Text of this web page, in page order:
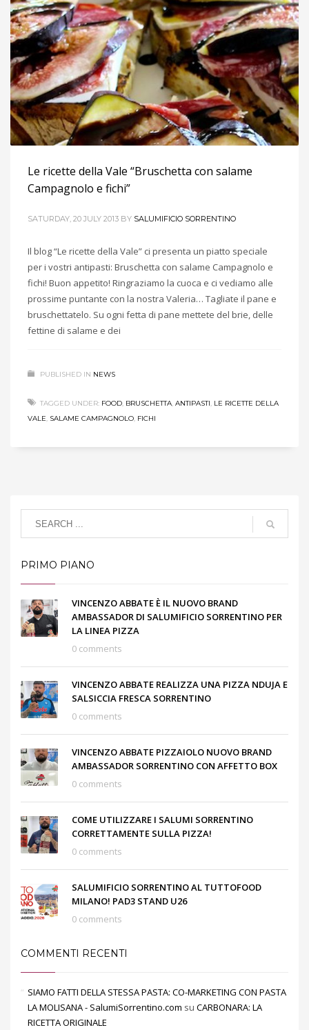
Le ricette della Vale “Bruschetta con salame
Campagnolo e fichi”
SATURDAY, 20 JULY 2013 BY SALUMIFICIO SORRENTINO
Il blog “Le ricette della Vale” ci presenta un piatto speciale
per i vostri antipasti: Bruschetta con salame Campagnolo e
fichi! Buon appetito! Ringraziamo la cuoca e ci vediamo alle
prossime puntante con la nostra Valeria… Tagliate il pane e
bruschettatelo. Su ogni fetta di pane mettete del brie, delle
fettine di salame e dei
PUBLISHED IN NEWS
TAGGED UNDER: FOOD, BRUSCHETTA, ANTIPASTI, LE RICETTE DELLA
VALE, SALAME CAMPAGNOLO, FICHI
PRIMO PIANO
VINCENZO ABBATE È IL NUOVO BRAND
AMBASSADOR DI SALUMIFICIO SORRENTINO PER
LA LINEA PIZZA
0 comments
VINCENZO ABBATE REALIZZA UNA PIZZA NDUJA E
SALSICCIA FRESCA SORRENTINO
0 comments
VINCENZO ABBATE PIZZAIOLO NUOVO BRAND
AMBASSADOR SORRENTINO CON AFFETTO BOX
0 comments
COME UTILIZZARE I SALUMI SORRENTINO
CORRETTAMENTE SULLA PIZZA!
0 comments
SALUMIFICIO SORRENTINO AL TUTTOFOOD
MILANO! PAD3 STAND U26
0 comments
COMMENTI RECENTI
SIAMO FATTI DELLA STESSA PASTA: CO-MARKETING CON PASTA
LA MOLISANA - SalumiSorrentino.com su CARBONARA: LA
RICETTA ORIGINALE